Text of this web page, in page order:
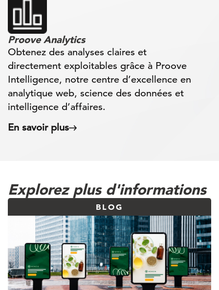
Proove Analytics
Obtenez des analyses claires et
directement exploitables grâce à Proove
Intelligence, notre centre d’excellence en
analytique web, science des données et
intelligence d’affaires.
En savoir plus
Explorez plus d'informations
BLOG